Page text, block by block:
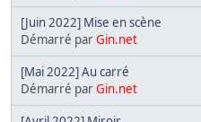
[Juin 2022] Mise en scène
Démarré parGin.net
[Mai 2022] Au carré
Démarré parGin.net